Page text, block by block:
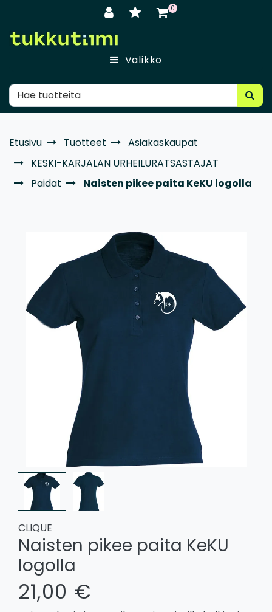
0
Valikko
Etusivu Tuotteet
Asiakaskaupat
KESKI-KARJALAN URHEILURATSASTAJAT
Paidat
Naisten pikee paita KeKU logolla
CLIQUE
Naisten pikee paita KeKU
logolla
21,00 €